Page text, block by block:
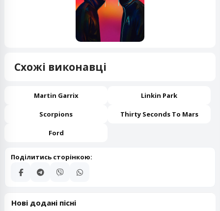
Схожі виконавці
Martin Garrix Linkin Park
Scorpions Thirty Seconds To Mars
Ford
Поділитись сторінкою:
Нові додані пісні